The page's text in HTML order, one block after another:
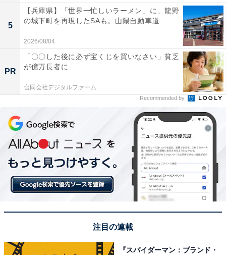
5
【兵庫県】「世界一忙しいラーメン」に、龍野
の城下町を再現したSAも。山陽自動車道...
2026/08/04
PR
「〇〇した後に必ず宝くじを買いなさい」貧乏
が億万長者に
合同会社デジタルファーム
Recommended by
注目の連載
『スパイダーマン：ブランド・